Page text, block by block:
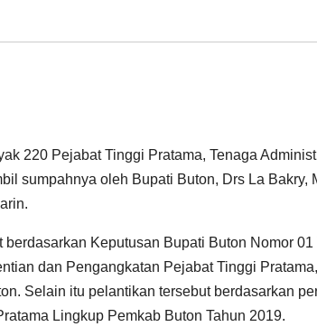
220 Pejabat Tinggi Pratama, Tenaga
sumpahnya oleh Bupati Buton, Drs La Bakry,
berdasarkan Keputusan Bupati Buton Nomor
dan Pengangkatan Pejabat Tinggi
Selain itu pelantikan tersebut berdasarkan
Lingkup Pemkab Buton Tahun 2019.